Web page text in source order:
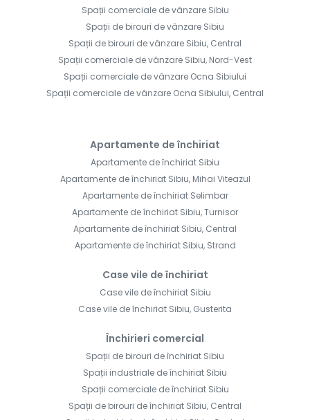
Spații comerciale de vânzare Sibiu
Spații de birouri de vânzare Sibiu
Spații de birouri de vânzare Sibiu, Central
Spații comerciale de vânzare Sibiu, Nord-Vest
Spații comerciale de vânzare Ocna Sibiului
Spații comerciale de vânzare Ocna Sibiului, Central
Apartamente de închiriat
Apartamente de închiriat Sibiu
Apartamente de închiriat Sibiu, Mihai Viteazul
Apartamente de închiriat Selimbar
Apartamente de închiriat Sibiu, Turnisor
Apartamente de închiriat Sibiu, Central
Apartamente de închiriat Sibiu, Strand
Case vile de închiriat
Case vile de închiriat Sibiu
Case vile de închiriat Sibiu, Gusterita
Închirieri comercial
Spații de birouri de închiriat Sibiu
Spații industriale de închiriat Sibiu
Spații comerciale de închiriat Sibiu
Spații de birouri de închiriat Sibiu, Central